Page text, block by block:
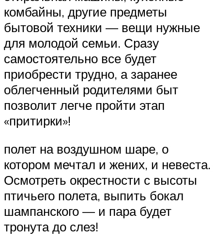
комбайны, другие предметы
бытовой техники — вещи нужные
для молодой семьи. Сразу
самостоятельно все будет
приобрести трудно, а заранее
облегченный родителями быт
позволит легче пройти этап
«притирки»!
полет на воздушном шаре, о
котором мечтал и жених, и невеста.
Осмотреть окрестности с высоты
птичьего полета, выпить бокал
шампанского — и пара будет
тронута до слез!